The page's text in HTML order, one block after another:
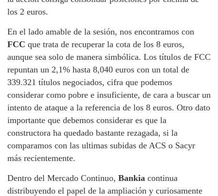
los 2 euros.
En el lado amable de la sesión, nos encontramos con
FCC que trata de recuperar la cota de los 8 euros,
aunque sea solo de manera simbólica. Los títulos de FCC
repuntan un 2,1% hasta 8,040 euros con un total de
339.321 títulos negociados, cifra que podemos
considerar como pobre e insuficiente, de cara a buscar un
intento de ataque a la referencia de los 8 euros. Otro dato
importante que debemos considerar es que la
constructora ha quedado bastante rezagada, si la
comparamos con las ultimas subidas de ACS o Sacyr
más recientemente.
Dentro del Mercado Continuo, Bankia continua
distribuyendo el papel de la ampliación y curiosamente